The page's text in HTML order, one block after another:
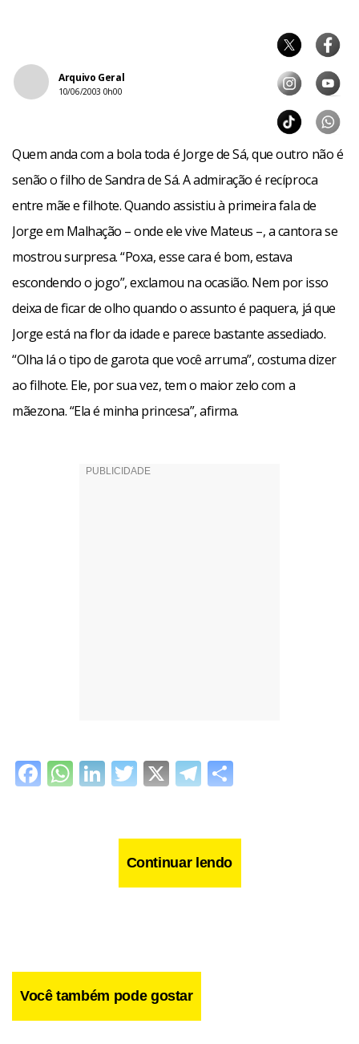
Arquivo Geral
10/06/2003 0h00
Quem anda com a bola toda é Jorge de Sá, que outro não é
senão o filho de Sandra de Sá. A admiração é recíproca
entre mãe e filhote. Quando assistiu à primeira fala de
Jorge em Malhação – onde ele vive Mateus –, a cantora se
mostrou surpresa. “Poxa, esse cara é bom, estava
escondendo o jogo”, exclamou na ocasião. Nem por isso
deixa de ficar de olho quando o assunto é paquera, já que
Jorge está na flor da idade e parece bastante assediado.
“Olha lá o tipo de garota que você arruma”, costuma dizer
ao filhote. Ele, por sua vez, tem o maior zelo com a
mãezona. “Ela é minha princesa”, afirma.
Facebook
WhatsApp
LinkedIn
Twitter
X Telegram
Continuar lendo
Você também pode gostar